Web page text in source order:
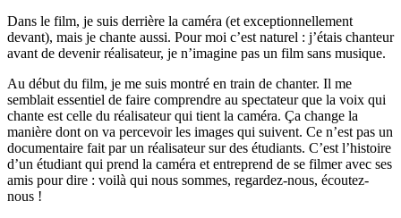
Dans le film, je suis derrière la caméra (et exceptionnellement
devant), mais je chante aussi. Pour moi c’est naturel : j’étais chanteur
avant de devenir réalisateur, je n’imagine pas un film sans musique.
Au début du film, je me suis montré en train de chanter. Il me
semblait essentiel de faire comprendre au spectateur que la voix qui
chante est celle du réalisateur qui tient la caméra. Ça change la
manière dont on va percevoir les images qui suivent. Ce n’est pas un
documentaire fait par un réalisateur sur des étudiants. C’est l’histoire
d’un étudiant qui prend la caméra et entreprend de se filmer avec ses
amis pour dire : voilà qui nous sommes, regardez-nous, écoutez-
nous !